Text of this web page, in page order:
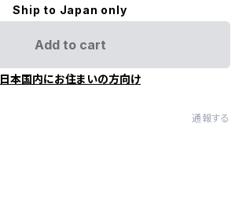
Ship to Japan only
Add to cart
日本国内にお住まいの方向け
通報する